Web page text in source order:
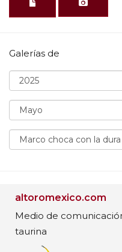
Galerías de
altoromexico.com
Medio de
taurina